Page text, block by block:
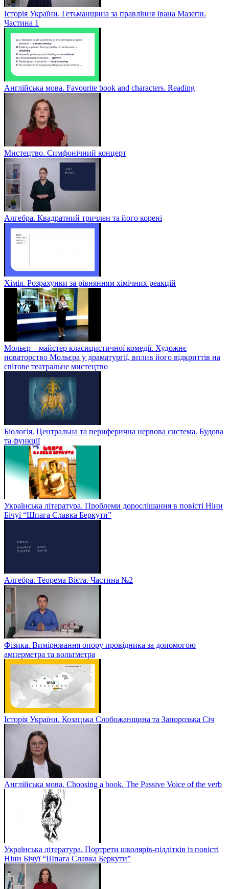
Історія України. Гетьманщина за правління Івана Мазепи.
Частина 1
Англійська мова. Favourite book and characters. Reading
Мистецтво. Симфонічний концерт
Алгебра. Квадратний тричлен та його корені
Хімія. Розрахунки за рівнянням хімічних реакцій
Мольєр – майстер класицистичної комедії. Художнє
новаторство Мольєра у драматургії, вплив його відкриттів на
світове театральне мистецтво
Біологія. Центральна та периферична нервова система. Будова
та функції
Українська література. Проблеми дорослішання в повісті Ніни
Бічуї “Шпага Славка Беркути”
Алгебра. Теорема Вієта. Частина №2
Фізика. Вимірювання опору провідника за допомогою
амперметра та вольтметра
Історія України. Козацька Слобожанщина та Запорозька Січ
Англійська мова. Choosing a book. The Passive Voice of the verb
Українська література. Портрети школярів-підлітків із повісті
Ніни Бічуї “Шпага Славка Беркути”